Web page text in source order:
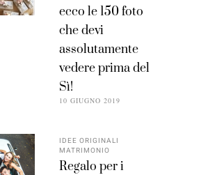
ecco le 150 foto
che devi
assolutamente
vedere prima del
Sì!
10 GIUGNO 2019
IDEE ORIGINALI
MATRIMONIO
Regalo per i